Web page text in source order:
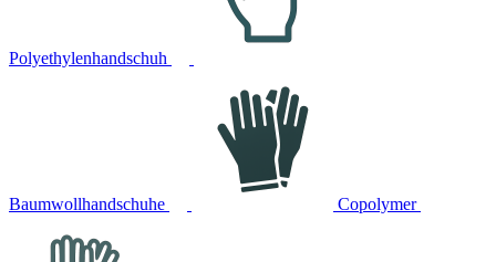
Polyethylenhandschuh
Baumwollhandschuhe Copolymer